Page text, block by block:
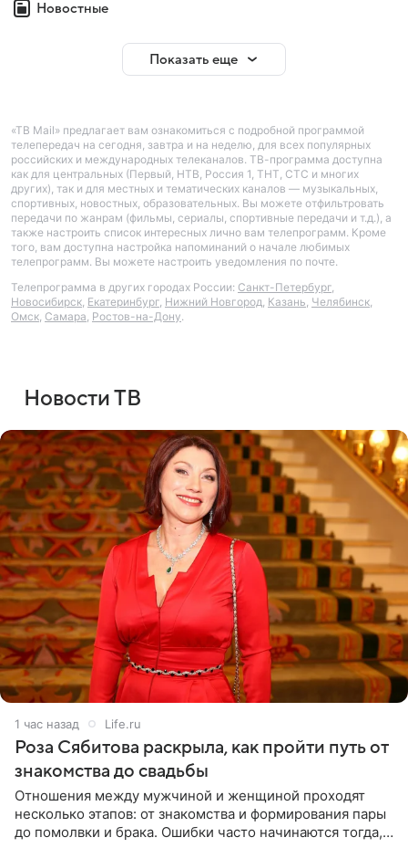
Новостные
Показать еще
«ТВ Mail» предлагает вам ознакомиться с подробной программой
телепередач на сегодня, завтра и на неделю, для всех популярных
российских и международных телеканалов. ТВ-программа доступна
как для центральных (Первый, НТВ, Россия 1, ТНТ, СТС и многих
других), так и для местных и тематических каналов — музыкальных,
спортивных, новостных, образовательных. Вы можете отфильтровать
передачи по жанрам (фильмы, сериалы, спортивные передачи и т.д.), а
также настроить список интересных лично вам телепрограмм. Кроме
того, вам доступна настройка напоминаний о начале любимых
телепрограмм. Вы можете настроить уведомления по почте.
Телепрограмма в других городах России: Санкт-Петербург,
Новосибирск, Екатеринбург, Нижний Новгород, Казань, Челябинск,
Омск, Самара, Ростов-на-Дону.
Новости ТВ
1 час назад Life.ru
Роза Сябитова раскрыла, как пройти путь от
знакомства до свадьбы
Отношения между мужчиной и женщиной проходят
несколько этапов: от знакомства и формирования пары
до помолвки и брака. Ошибки часто начинаются тогда,